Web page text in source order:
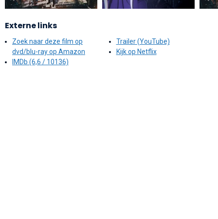
Externe links
Zoek naar deze film op
dvd/blu-ray op Amazon
IMDb (6,6 / 10136)
Trailer (YouTube)
Kijk op Netflix